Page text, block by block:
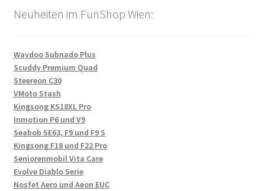
Neuheiten im FunShop Wien:
Waydoo Subnado Plus
Scuddy Premium Quad
Steereon C30
VMoto Stash
Kingsong KS18XL Pro
Inmotion P6 und V9
Seabob SE63, F9 und F9 S
Kingsong F18 und F22 Pro
Seniorenmobil Vita Care
Evolve Diablo Serie
Nosfet Aero und Aeon EUC